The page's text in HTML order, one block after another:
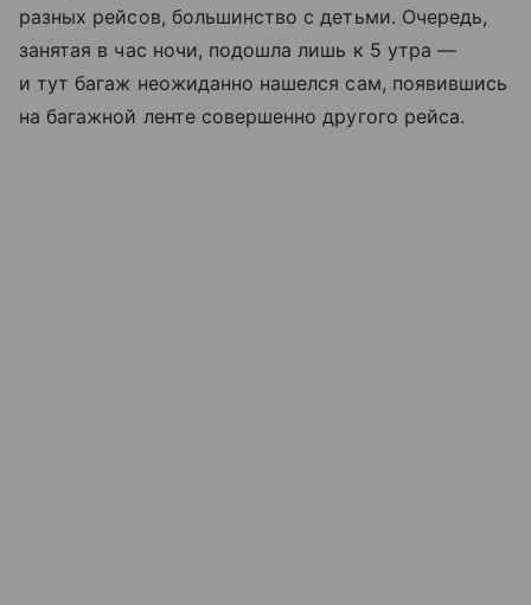
разных рейсов, большинство с детьми. Очередь,
занятая в час ночи, подошла лишь к 5 утра —
и тут багаж неожиданно нашелся сам, появившись
на багажной ленте совершенно другого рейса.